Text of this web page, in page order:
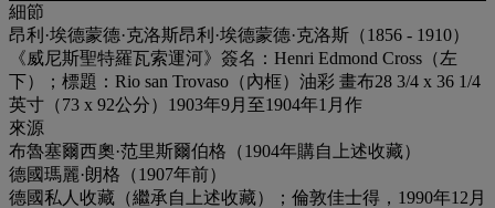
細節
昂利·埃德蒙德·克洛斯昂利·埃德蒙德·克洛斯（1856 - 1910）
《威尼斯聖特羅瓦索運河》簽名：Henri Edmond Cross（左
下）；標題：Rio san Trovaso（內框）油彩 畫布28 3/4 x 36 1/4
英寸（73 x 92公分）1903年9月至1904年1月作
來源
布魯塞爾西奧·范里斯爾伯格（1904年購自上述收藏）
德國瑪麗·朗格（1907年前）
德國私人收藏（繼承自上述收藏）；倫敦佳士得，1990年12月